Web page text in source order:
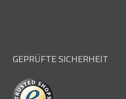
GEPRÜFTE SICHERHEIT